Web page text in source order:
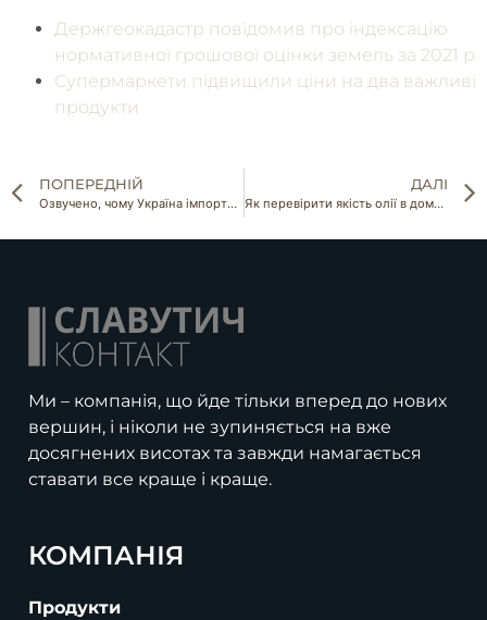
Держгеокадастр повідомив про індексацію
нормативної грошової оцінки земель за 2021 р
Супермаркети підвищили ціни на два важливі
продукти
ПОПЕРЕДНІЙ
Озвучено, чому Україна імпортує польське сало та російські огірки
ДАЛІ
Як перевірити якість олії в домашніх умовах
Ми – компанія, що йде тільки вперед до нових
вершин, і ніколи не зупиняється на вже
досягнених висотах та завжди намагається
ставати все краще і краще.
КОМПАНІЯ
Продукти